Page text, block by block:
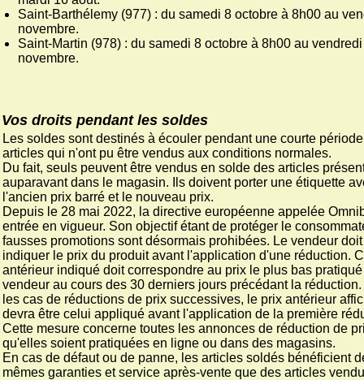
Saint-Barthélemy (977) : du samedi 8 octobre à 8h00 au
novembre.
Saint-Martin (978) : du samedi 8 octobre à 8h00 au
novembre.
Vos droits pendant les soldes
Les soldes sont destinés à écouler pendant une courte
articles qui n'ont pu être vendus aux conditions normales.
Du fait, seuls peuvent être vendus en solde des articles
auparavant dans le magasin. Ils doivent porter une étiquette
l'ancien prix barré et le nouveau prix.
Depuis le 28 mai 2022, la directive européenne appelée
entrée en vigueur. Son objectif étant de protéger le
fausses promotions sont désormais prohibées. Le vendeur
indiquer le prix du produit avant l'application d'une réduction.
antérieur indiqué doit correspondre au prix le plus bas
vendeur au cours des 30 derniers jours précédant la
les cas de réductions de prix successives, le prix antérieur
devra être celui appliqué avant l'application de la première
Cette mesure concerne toutes les annonces de réduction de
qu'elles soient pratiquées en ligne ou dans des magasins.
En cas de défaut ou de panne, les articles soldés bénéficient
mêmes garanties et service après-vente que des articles